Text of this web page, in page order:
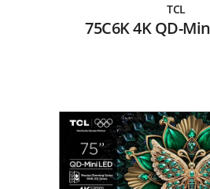
TCL
75C6K 4K QD-